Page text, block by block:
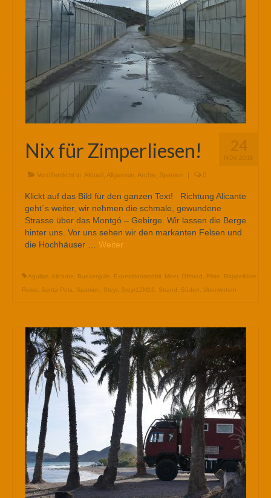
24
NOV. 2018
Nix für Zimperliesen!
Veröffentlicht in: Aktuell Allgemein Archiv Spanien | 0
Klickt auf das Bild für den ganzen Text! Richtung Alicante
geht´s weiter, wir nehmen die schmale, gewundene
Strasse über das Montgó – Gebirge. Wir lassen die Berge
hinter uns. Vor uns sehen wir den markanten Felsen und
die Hochhäuser … Weiter
Aguilas Alicante Buexenjulle Expeditionsmobil Meer, Offroad Piste Rappelkiste
Reise
Santa Pola Spanien Steyr, Steyr12M18 Strand Süden Überwintern